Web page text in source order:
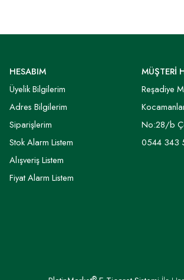
HESABIM
Üyelik Bilgilerim
Adres Bilgilerim
Siparişlerim
Stok Alarm Listem
Alışveriş Listem
Fiyat Alarm Listem
MÜŞTERİ
Reşadiye
No:28/b
0544 343
®